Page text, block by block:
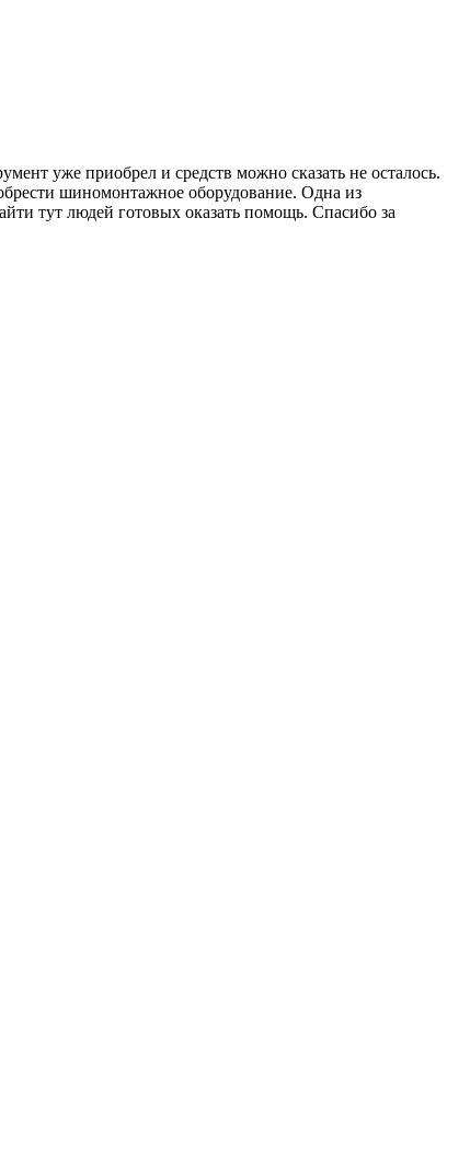
уже приобрел и средств можно сказать не осталось.
шиномонтажное оборудование. Одна из
тут людей готовых оказать помощь. Спасибо за